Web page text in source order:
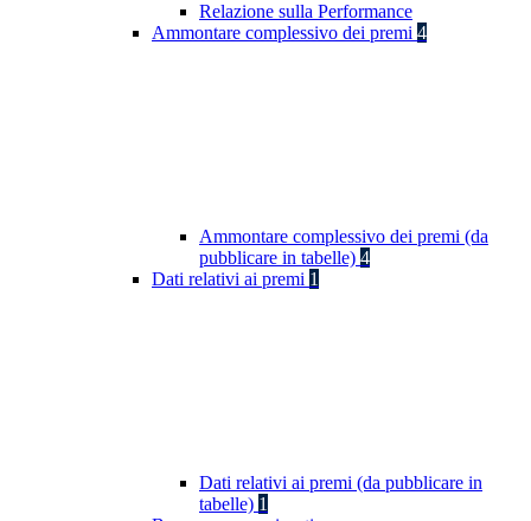
Relazione sulla Performance
Ammontare complessivo dei premi 4
Ammontare complessivo dei premi (da
pubblicare in tabelle) 4
Dati relativi ai premi 1
Dati relativi ai premi (da pubblicare in
tabelle) 1